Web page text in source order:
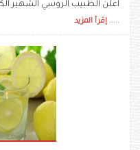
أعلن الطبيب الروسي الشهير
..... إقرأ المزيد